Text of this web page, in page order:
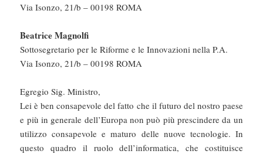
Via Isonzo, 21/b – 00198 ROMA
Beatrice Magnolfi
Sottosegretario per le Riforme e le Innovazioni nella P.A.
Via Isonzo, 21/b – 00198 ROMA
Egregio Sig. Ministro,
Lei è ben consapevole del fatto che il futuro del nostro paese
e più in generale dell’Europa non può più prescindere da un
utilizzo consapevole e maturo delle nuove tecnologie. In
questo quadro il ruolo dell’informatica, che costituisce